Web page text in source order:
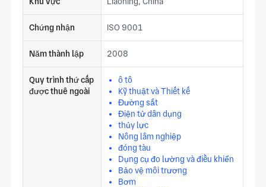
Chứng nhận ISO 9001
Năm thành lập 2008
Quy trình thứ cấp
được thuê ngoài
ô tô
Kỹ thuật và Thiết kế
Đường sắt
Điện tử dân dụng
thủy lực
Nông lâm nghiệp
đóng tàu
Dụng cụ đo lường và điều khiển
Bảo vệ môi trương
Bơm